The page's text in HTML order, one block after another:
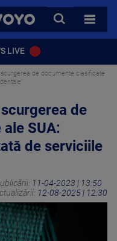
VOYO
CAUTA
TOATE
LIVE
de documente clasificate
de
SUA:
de serviciile
11-04-2023 | 13:50
12-08-2025 | 12:30